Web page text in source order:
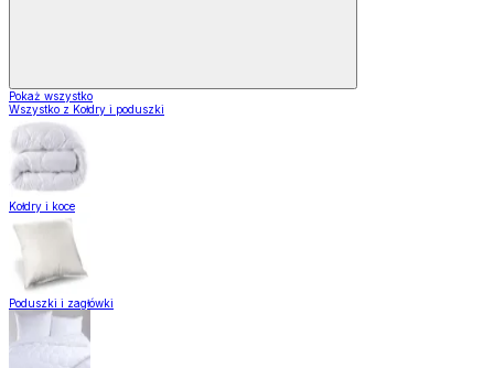
Pokaż wszystko
Wszystko z Kołdry i poduszki
Kołdry i koce
Poduszki i zagłówki